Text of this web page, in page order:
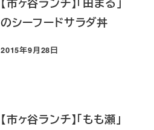
【市ヶ谷ランチ】「田まる」
のシーフードサラダ丼
投稿日
2015年9月28日
【市ヶ谷ランチ】「もも瀬」